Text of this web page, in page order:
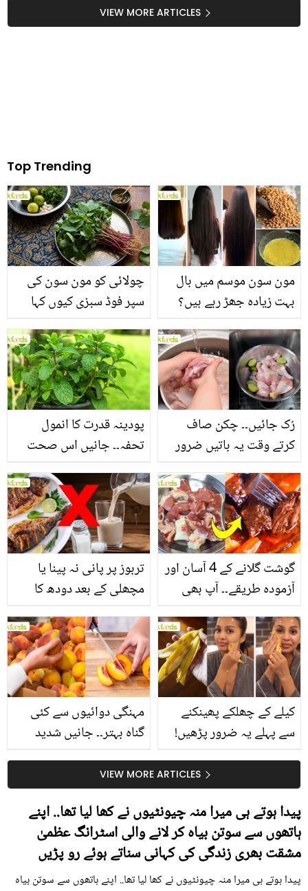
بکھیرنے والے خالد سلیم
موٹا زندگی کے کن مشکل
VIEW MORE ARTICLES
Top Trending
چولائی کو مون سون کی
سپر فوڈ سبزی کیوں کہا
منرلز اور اینٹی آکسیڈنٹس
سے بھرپور اس سبزی کے
فائدے
مون سون موسم میں بال
بہت زیادہ جھڑ رہے ہیں؟
بنانے کے چند قدرتی طریقے
پودینہ قدرت کا انمول
تحفہ۔۔ جانیں اس صحت
انگیز طبی فوائد
رُک جائیں۔۔ چکن صاف
کرتے وقت یہ باتیں ضرور
تربوز پر پانی نہ پینا یا
مچھلی کے بعد دودھ کا
سے متعلق غلط فہمیوں کی
حقیقت کیا ہے اور افواہ
کیا؟
گوشت گلانے کے 4 آسان اور
آزمودہ طریقے۔۔ آپ بھی
بتائے راز
مہنگی دوائیوں سے کئی
گناہ بہتر۔۔ جانیں شدید
کیوں کھانا چاہیے؟
کیلے کے چھلکے پھینکنے
سے پہلے یہ ضرور پڑھیں!
سستا اور قدرتی حلVIEW MORE ARTICLES
پیدا ہوتے ہی میرا منہ چیونٹیوں نے کھا لیا تھا.. اپنے
ہاتھوں سے سوتن بیاہ کر لانے والی اسٹرانگ عظمیٰ
مشقت بھری زندگی کی کہانی سناتے ہوئے رو پڑیں
پیدا ہوتے ہی میرا منہ چیونٹیوں نے کھا لیا تھا.. اپنے ہاتھوں سے سوتن بیاہ